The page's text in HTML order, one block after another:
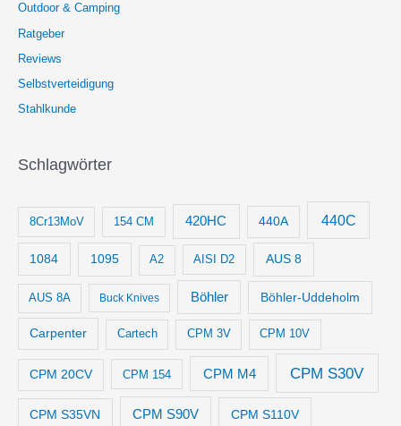
Outdoor & Camping
Ratgeber
Reviews
Selbstverteidigung
Stahlkunde
Schlagwörter
8Cr13MoV 154 CM 420HC 440A 440C
1084 1095 A2 AISI D2 AUS 8
AUS 8A Buck Knives Böhler Böhler-Uddeholm
Carpenter Cartech CPM 3V CPM 10V
CPM 20CV CPM 154 CPM M4 CPM S30V
CPM S35VN CPM S90V CPM S110V